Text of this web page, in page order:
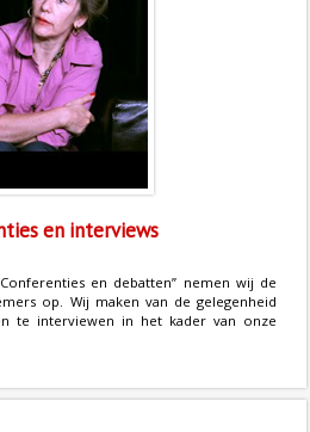
en interviews
en debatten” nemen wij de
op. Wij maken van de gelegenheid
te interviewen in het kader van onze